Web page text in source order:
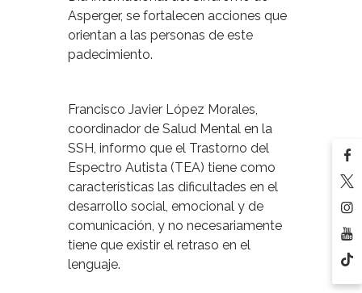
Asperger, se fortalecen acciones que
orientan a las personas de este
padecimiento.
Francisco Javier López Morales,
coordinador de Salud Mental en la
SSH, informo que el Trastorno del
Espectro Autista (TEA) tiene como
características las dificultades en el
desarrollo social, emocional y de
comunicación, y no necesariamente
tiene que existir el retraso en el
lenguaje.